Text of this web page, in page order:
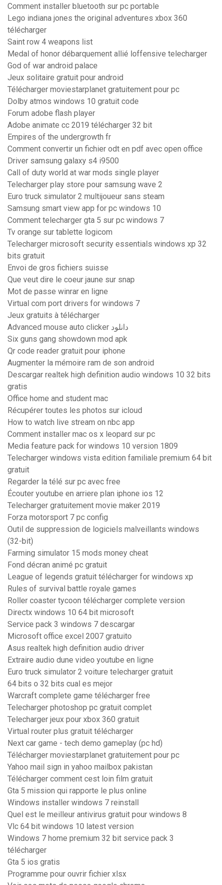
Comment installer bluetooth sur pc portable
Lego indiana jones the original adventures xbox 360
télécharger
Saint row 4 weapons list
Medal of honor débarquement allié loffensive telecharger
God of war android palace
Jeux solitaire gratuit pour android
Télécharger moviestarplanet gratuitement pour pc
Dolby atmos windows 10 gratuit code
Forum adobe flash player
Adobe animate cc 2019 télécharger 32 bit
Empires of the undergrowth fr
Comment convertir un fichier odt en pdf avec open office
Driver samsung galaxy s4 i9500
Call of duty world at war mods single player
Telecharger play store pour samsung wave 2
Euro truck simulator 2 multijoueur sans steam
Samsung smart view app for pc windows 10
Comment telecharger gta 5 sur pc windows 7
Tv orange sur tablette logicom
Telecharger microsoft security essentials windows xp 32
bits gratuit
Envoi de gros fichiers suisse
Que veut dire le coeur jaune sur snap
Mot de passe winrar en ligne
Virtual com port drivers for windows 7
Jeux gratuits à télécharger
Advanced mouse auto clicker دانلود
Six guns gang showdown mod apk
Qr code reader gratuit pour iphone
Augmenter la mémoire ram de son android
Descargar realtek high definition audio windows 10 32 bits
gratis
Office home and student mac
Récupérer toutes les photos sur icloud
How to watch live stream on nbc app
Comment installer mac os x leopard sur pc
Media feature pack for windows 10 version 1809
Telecharger windows vista edition familiale premium 64 bit
gratuit
Regarder la télé sur pc avec free
Écouter youtube en arriere plan iphone ios 12
Telecharger gratuitement movie maker 2019
Forza motorsport 7 pc config
Outil de suppression de logiciels malveillants windows
(32-bit)
Farming simulator 15 mods money cheat
Fond décran animé pc gratuit
League of legends gratuit télécharger for windows xp
Rules of survival battle royale games
Roller coaster tycoon télécharger complete version
Directx windows 10 64 bit microsoft
Service pack 3 windows 7 descargar
Microsoft office excel 2007 gratuito
Asus realtek high definition audio driver
Extraire audio dune video youtube en ligne
Euro truck simulator 2 voiture telecharger gratuit
64 bits o 32 bits cual es mejor
Warcraft complete game télécharger free
Telecharger photoshop pc gratuit complet
Telecharger jeux pour xbox 360 gratuit
Virtual router plus gratuit télécharger
Next car game - tech demo gameplay (pc hd)
Télécharger moviestarplanet gratuitement pour pc
Yahoo mail sign in yahoo mailbox pakistan
Télécharger comment cest loin film gratuit
Gta 5 mission qui rapporte le plus online
Windows installer windows 7 reinstall
Quel est le meilleur antivirus gratuit pour windows 8
Vlc 64 bit windows 10 latest version
Windows 7 home premium 32 bit service pack 3
télécharger
Gta 5 ios gratis
Programme pour ouvrir fichier xlsx